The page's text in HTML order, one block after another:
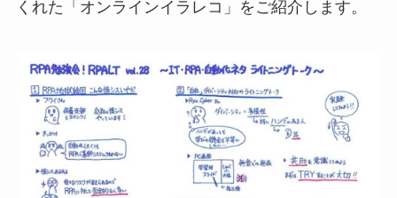
くれた「オンラインイラレコ」をご紹介します。